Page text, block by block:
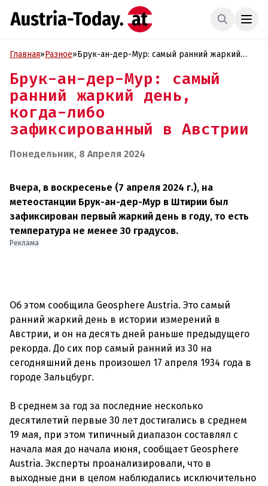
Главная»Разное»Брук-ан-дер-Мур: cамый ранний жаркий
Австрии
Брук-ан-дер-Мур: cамый
ранний жаркий день,
когда-либо
зафиксированный в Австрии
Понедельник, 8 Апреля 2024
Вчера, в воскресенье (7 апреля 2024 г.), на
метеостанции Брук-ан-дер-Мур в Штирии был
зафиксирован первый жаркий день в году, то есть
температура не менее 30 градусов.
Реклама
Об этом сообщила Geosphere Austria. Это самый
ранний жаркий день в истории измерений в
Австрии, и он на десять дней раньше предыдущего
рекорда. До сих пор самый ранний из 30 на
сегодняшний день произошел 17 апреля 1934 года в
городе Зальцбург.
В среднем за год за последние несколько
десятилетий первые 30 лет достигались в среднем
19 мая, при этом типичный диапазон составлял с
начала мая до начала июня, сообщает Geosphere
Austria. Эксперты проанализировали, что в
выходные дни в целом наблюдались исключительно